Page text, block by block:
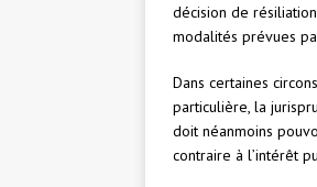
décision de
modalités prévues
Dans certaines
particulière, la
doit néanmoins
contraire à l’intérêt